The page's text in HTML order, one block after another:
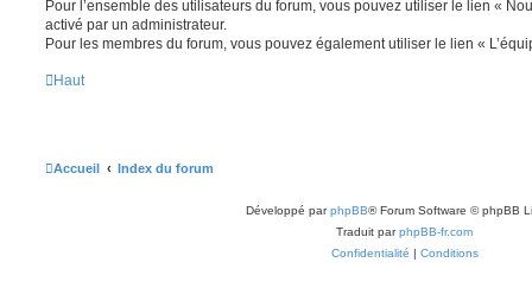
Pour l’ensemble des utilisateurs du forum, vous pouvez utiliser le lien «
activé par un administrateur.
Pour les membres du forum, vous pouvez également utiliser le lien «
Haut
Accueil Index du forum
Développé parphpBB® Forum Software © phpBB
Traduit parphpBB-fr.com
Confidentialité | Conditions